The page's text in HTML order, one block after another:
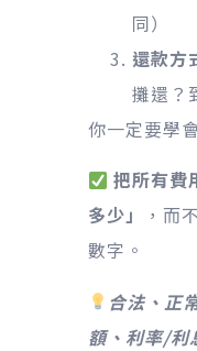
同）
還款方
攤還？
你一定要學
把所有費
多少」
，而
數字。
合法、正
額、利率/利